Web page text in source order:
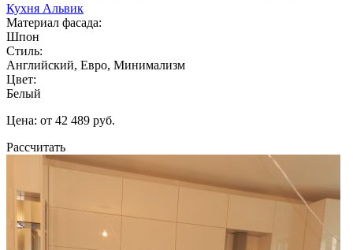
Кухня Альвик
Материал фасада:
Шпон
Стиль:
Английский, Евро, Минимализм
Цвет:
Белый
Цена: от 42 489 руб.
Рассчитать